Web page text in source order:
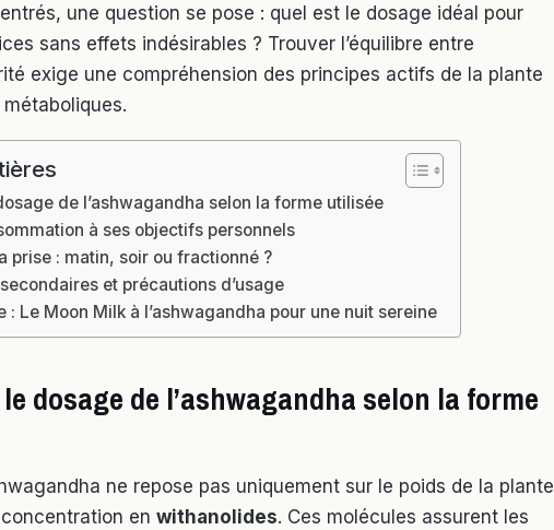
une question se pose : quel est le dosage idéal pour
sans effets indésirables ? Trouver l’équilibre entre
exige une compréhension des principes actifs de la plante
de l’ashwagandha selon la forme utilisée
à ses objectifs personnels
prise : matin, soir ou fractionné ?
et précautions d’usage
: Le Moon Milk à l’ashwagandha pour une nuit sereine
dosage de l’ashwagandha selon la forme
ne repose pas uniquement sur le poids de la plante
en withanolides. Ces molécules assurent les